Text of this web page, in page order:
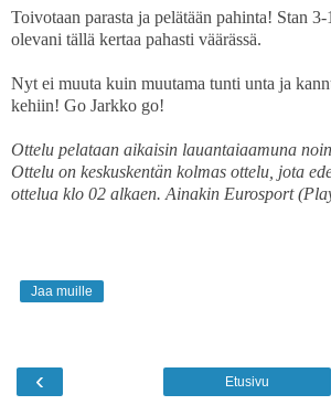
Toivotaan parasta ja pelätään pahinta! Stan
olevani tällä kertaa pahasti väärässä.
Nyt ei muuta kuin muutama tunti unta ja
kehiin! Go Jarkko go!
Ottelu pelataan aikaisin lauantaiaamuna
Ottelu on keskuskentän kolmas ottelu, jota
ottelua klo 02 alkaen. Ainakin Eurosport
Jaa muille
‹ Etusivu